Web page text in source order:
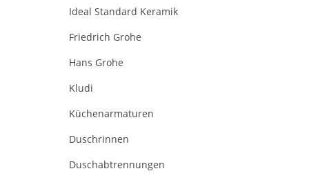
Ideal Standard Keramik
Friedrich Grohe
Hans Grohe
Kludi
Küchenarmaturen
Duschrinnen
Duschabtrennungen